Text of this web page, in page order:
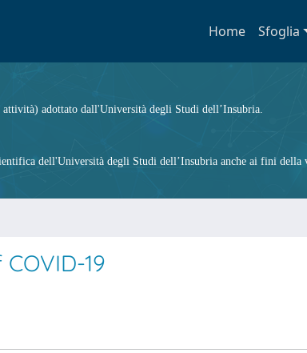
Home Sfoglia
adottato dall'Università degli Studi dell’Insubria.
dell'Università degli Studi dell’Insubria anche ai fini della
19